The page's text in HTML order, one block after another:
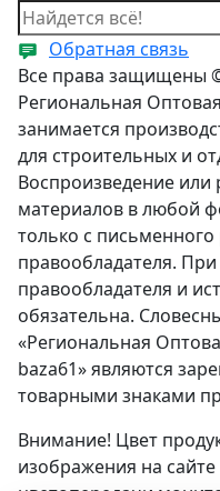
Обратная связь
Все права защищены
Региональная
занимается
для строительных и
Воспроизведение или
материалов в любой
только с
правообладателя.
правообладателя и
обязательна.
«Региональная
baza61» являются
товарными знаками
Внимание! Цвет
изображения на